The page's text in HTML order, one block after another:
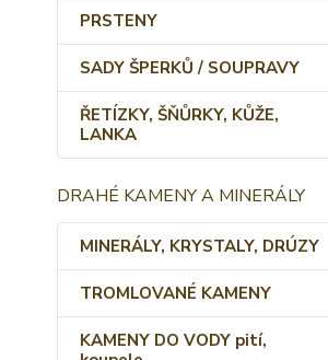
PRSTENY
SADY ŠPERKŮ / SOUPRAVY
ŘETÍZKY, ŠŇŮRKY, KŮŽE,
LANKA
DRAHÉ KAMENY A MINERÁLY
MINERÁLY, KRYSTALY, DRÚZY
TROMLOVANÉ KAMENY
KAMENY DO VODY pití,